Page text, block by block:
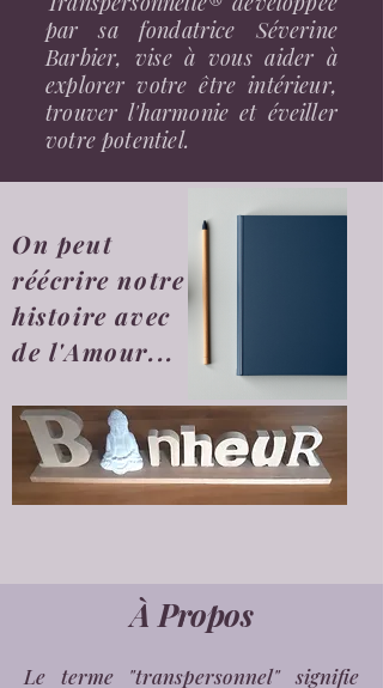
par sa fondatrice Séverine
Barbier, vise à vous aider à
explorer votre être intérieur,
trouver l'harmonie et éveiller
votre potentiel.
On peut
réécrire notre
histoire avec
de l'Amour...
À Propos
Le terme "transpersonnel" signifie